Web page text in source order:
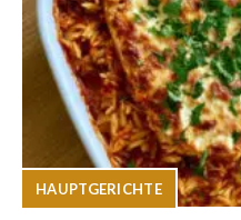
HAUPTGERICHTE